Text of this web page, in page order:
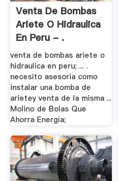
Venta De Bombas
Ariete O Hidraulica
En Peru - .
venta de bombas ariete o
hidraulica en peru; ... .
necesito asesoria como
instalar una bomba de
arietey venta de la misma ...
Molino de Bolas Que
Ahorra Energía;